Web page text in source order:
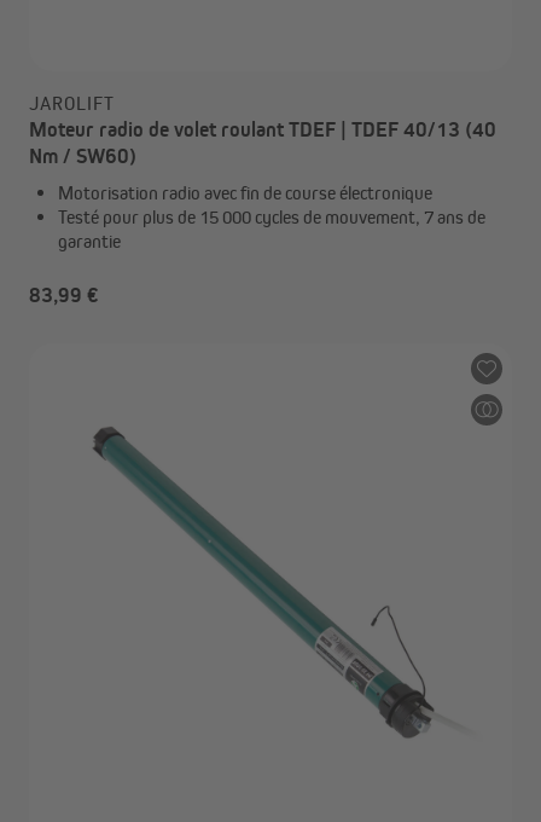
JAROLIFT
Moteur radio de volet roulant TDEF | TDEF 40/13 (40
Nm / SW60)
Motorisation radio avec fin de course électronique
Testé pour plus de 15 000 cycles de mouvement, 7 ans de
garantie
83,99 €